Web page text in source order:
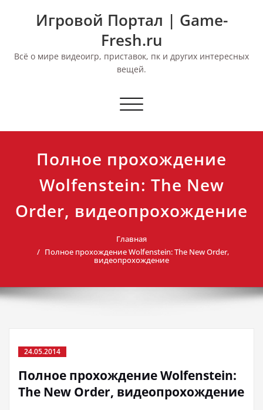
Игровой Портал | Game-
Fresh.ru
Всё о мире видеоигр, приставок, пк и других интересных
вещей.
Переключить
Полное прохождение
Wolfenstein: The New
Order, видеопрохождение
Главная
Полное прохождение Wolfenstein: The New Order,
видеопрохождение
24.05.2014
Полное прохождение Wolfenstein:
The New Order, видеопрохождение